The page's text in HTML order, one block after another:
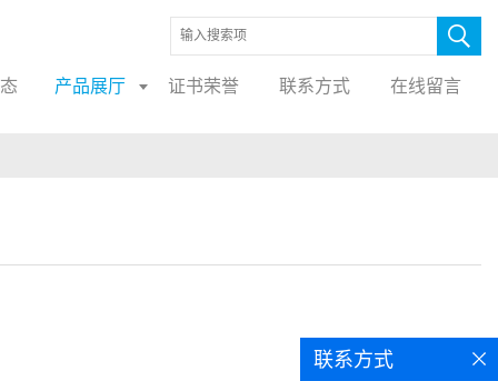
产品展厅 证书荣誉 联系方式 在线留言
联系方式